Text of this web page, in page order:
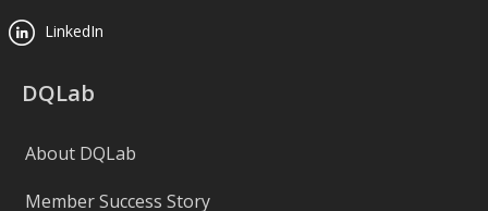
LinkedIn
DQLab
About DQLab
Member Success Story